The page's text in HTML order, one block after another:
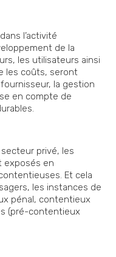
l’activité
de la
les utilisateurs ainsi
les coûts, seront
la gestion
en compte de
privé, les
exposés en
Et cela
les instances de
pénal, contentieux
(pré-contentieux